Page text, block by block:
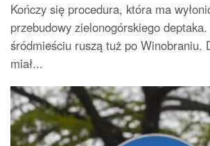
Kończy się procedura, która ma
przebudowy zielonogórskiego
śródmieściu ruszą tuż po Winobraniu.
miał...